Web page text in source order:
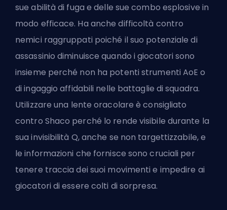
sue abilità di fuga e delle sue combo esplosive in
modo efficace. Ha anche difficoltà contro
nemici raggruppati poiché il suo potenziale di
assassinio diminuisce quando i giocatori sono
insieme perché non ha potenti strumenti AoE o
di ingaggio affidabili nelle battaglie di squadra.
Utilizzare una lente oracolare è consigliato
contro Shaco perché lo rende visibile durante la
sua invisibilità Q, anche se non targettizzabile, e
le informazioni che fornisce sono cruciali per
tenere traccia dei suoi movimenti e impedire ai
giocatori di essere colti di sorpresa.